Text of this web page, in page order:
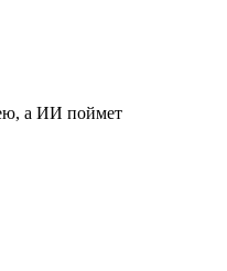
а ИИ поймет